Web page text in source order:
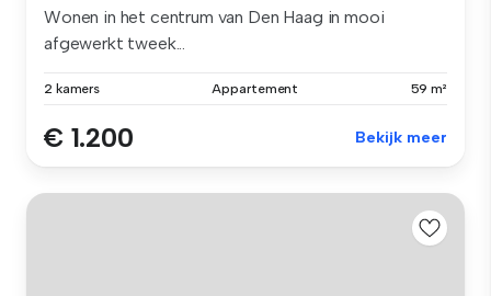
Wonen in het centrum van Den Haag in mooi
afgewerkt tweek...
2 kamers Appartement 59 m²
€ 1.200 Bekijk meer